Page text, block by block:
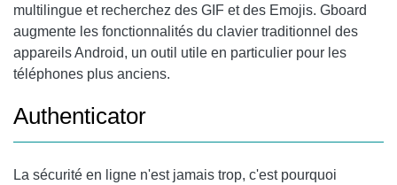
multilingue et recherchez des GIF et des Emojis. Gboard
augmente les fonctionnalités du clavier traditionnel des
appareils Android, un outil utile en particulier pour les
téléphones plus anciens.
Authenticator
La sécurité en ligne n'est jamais trop, c'est pourquoi